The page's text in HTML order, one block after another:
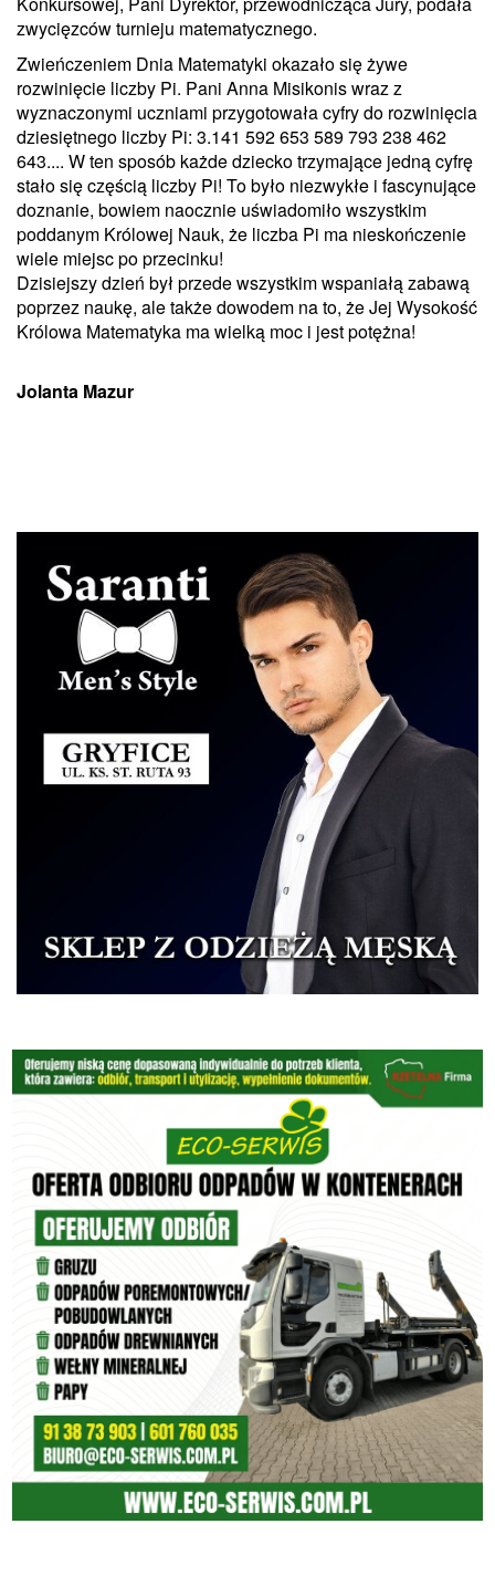
zwycięzców turnieju matematycznego.
Zwieńczeniem Dnia Matematyki okazało się żywe
rozwinięcie liczby Pi. Pani Anna Misikonis wraz z
wyznaczonymi uczniami przygotowała cyfry do rozwinięcia
dziesiętnego liczby Pi: 3.141 592 653 589 793 238 462
643.... W ten sposób każde dziecko trzymające jedną cyfrę
stało się częścią liczby Pi! To było niezwykłe i fascynujące
doznanie, bowiem naocznie uświadomiło wszystkim
poddanym Królowej Nauk, że liczba Pi ma nieskończenie
wiele miejsc po przecinku!
Dzisiejszy dzień był przede wszystkim wspaniałą zabawą
poprzez naukę, ale także dowodem na to, że Jej Wysokość
Królowa Matematyka ma wielką moc i jest potężna!
Jolanta Mazur